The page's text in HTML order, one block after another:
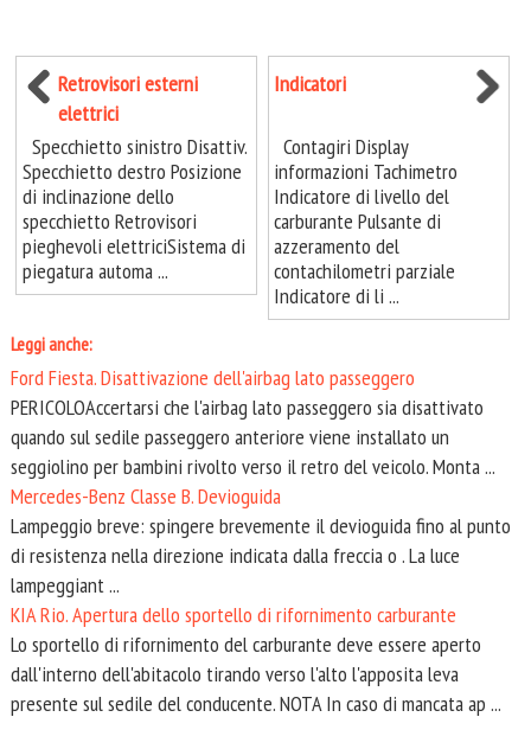
Retrovisori esterni
elettrici
Specchietto sinistro Disattiv.
Specchietto destro Posizione
di inclinazione dello
specchietto Retrovisori
pieghevoli elettriciSistema di
piegatura automa ...
Indicatori
Contagiri Display
informazioni Tachimetro
Indicatore di livello del
carburante Pulsante di
azzeramento del
contachilometri parziale
Indicatore di li ...
Leggi anche:
Ford Fiesta. Disattivazione dell'airbag lato passeggero
PERICOLOAccertarsi che l'airbag lato passeggero sia disattivato
quando sul sedile passeggero anteriore viene installato un
seggiolino per bambini rivolto verso il retro del veicolo. Monta ...
Mercedes-Benz Classe B. Devioguida
Lampeggio breve: spingere brevemente il devioguida fino al punto
di resistenza nella direzione indicata dalla freccia o . La luce
lampeggiant ...
KIA Rio. Apertura dello sportello di rifornimento carburante
Lo sportello di rifornimento del carburante deve essere aperto
dall'interno dell'abitacolo tirando verso l'alto l'apposita leva
presente sul sedile del conducente. NOTA In caso di mancata ap ...